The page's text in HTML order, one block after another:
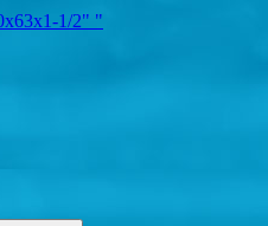
1/2" "